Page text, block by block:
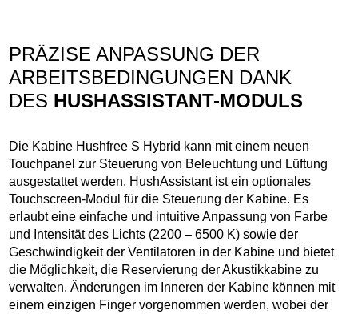
PRÄZISE ANPASSUNG DER
ARBEITSBEDINGUNGEN DANK
DES HUSHASSISTANT-MODULS
Die Kabine Hushfree S Hybrid kann mit einem neuen
Touchpanel zur Steuerung von Beleuchtung und Lüftung
ausgestattet werden. HushAssistant ist ein optionales
Touchscreen-Modul für die Steuerung der Kabine. Es
erlaubt eine einfache und intuitive Anpassung von Farbe
und Intensität des Lichts (2200 – 6500 K) sowie der
Geschwindigkeit der Ventilatoren in der Kabine und bietet
die Möglichkeit, die Reservierung der Akustikkabine zu
verwalten. Änderungen im Inneren der Kabine können mit
einem einzigen Finger vorgenommen werden, wobei der